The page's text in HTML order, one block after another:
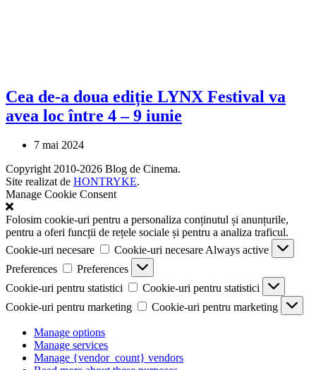
Cea de-a doua ediție LYNX Festival va
avea loc între 4 – 9 iunie
7 mai 2024
Copyright 2010-2026 Blog de Cinema.
Site realizat de HONTRYKE.
Manage Cookie Consent
Folosim cookie-uri pentru a personaliza conținutul și anunțurile,
pentru a oferi funcții de rețele sociale și pentru a analiza traficul.
Cookie-uri necesare
Cookie-uri necesareAlways active
Preferences
Preferences
Cookie-uri pentru statistici
Cookie-uri pentru statistici
Cookie-uri pentru marketing
Cookie-uri pentru marketing
Manage options
Manage services
Manage {vendor_count} vendors